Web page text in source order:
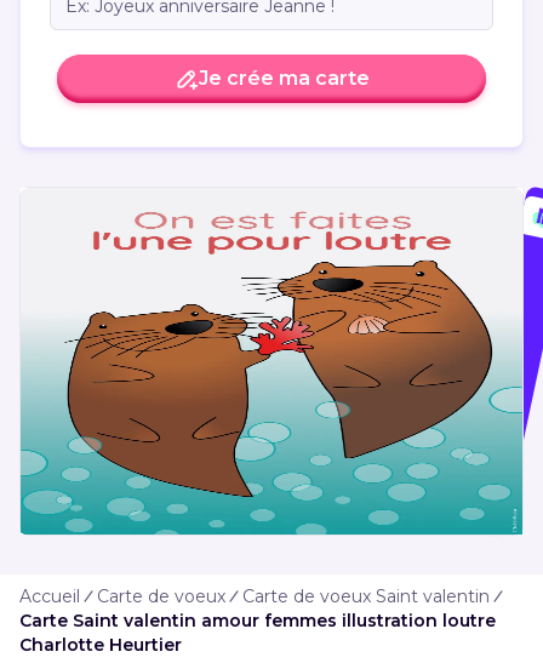
Je crée ma carte
Accueil Carte de voeux
Carte de voeux Saint valentin
Carte Saint valentin amour femmes illustration loutre
Charlotte Heurtier